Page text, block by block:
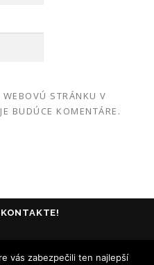
STRÁNKU V
BUDÚCE KOMENTÁRE.
vás zabezpečili ten najlepší